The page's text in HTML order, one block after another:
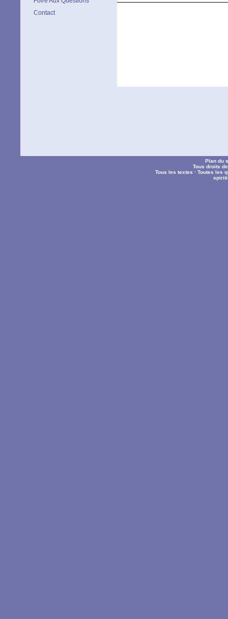
Contact
Plan du
Tous droits
Tous les textes ·Toutes les